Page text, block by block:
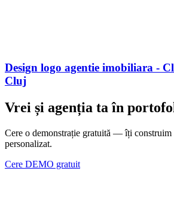
Design logo agentie imobiliara -
Cluj
Vrei și agenția ta în
Cere o demonstrație gratuită — îți
personalizat.
Cere DEMO gratuit